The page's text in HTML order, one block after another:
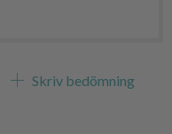
Skriv bedömning